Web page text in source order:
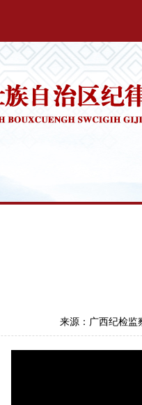
来源：广西纪检监